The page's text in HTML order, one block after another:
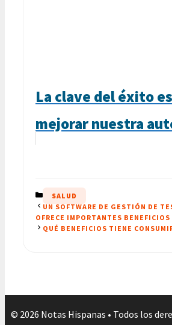
La clave del éxito
mejorar nuestra
CATEGORÍAS
SALUD
UN SOFTWARE DE GESTIÓN DE
OFRECE IMPORTANTES BENEFICIOS
QUÉ BENEFICIOS TIENE
© 2026 Notas Hispanas • Todos los